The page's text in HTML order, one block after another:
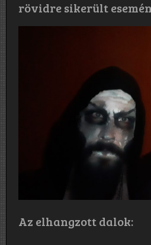
rövidre sikerült
Az elhangzott dalok: